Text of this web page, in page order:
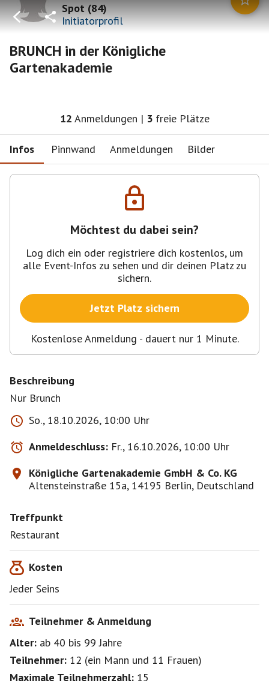
Spot(84)
Initiatorprofil
BRUNCH in der Königliche
Gartenakademie
12 Anmeldungen | 3 freie Plätze
Infos Pinnwand Anmeldungen Bilder
Möchtest du dabei sein?
Log dich ein oder registriere dich kostenlos, um
alle Event-Infos zu sehen und dir deinen Platz zu
sichern.
Jetzt Platz sichern
Kostenlose Anmeldung - dauert nur 1 Minute.
Beschreibung
Nur Brunch
So., 18.10.2026, 10:00 Uhr
Anmeldeschluss: Fr., 16.10.2026, 10:00 Uhr
Königliche Gartenakademie GmbH & Co. KG
Altensteinstraße 15a, 14195 Berlin, Deutschland
Treffpunkt
Restaurant
Kosten
Jeder Seins
Teilnehmer & Anmeldung
Alter: ab 40 bis 99Jahre
Teilnehmer: 12 (ein Mann und 11 Frauen)
Maximale Teilnehmerzahl: 15